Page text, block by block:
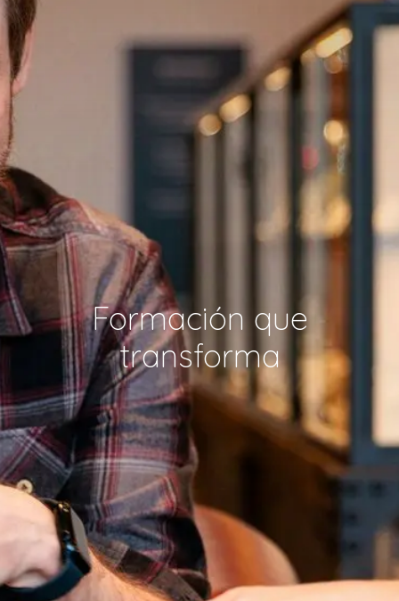
Formación que
transforma